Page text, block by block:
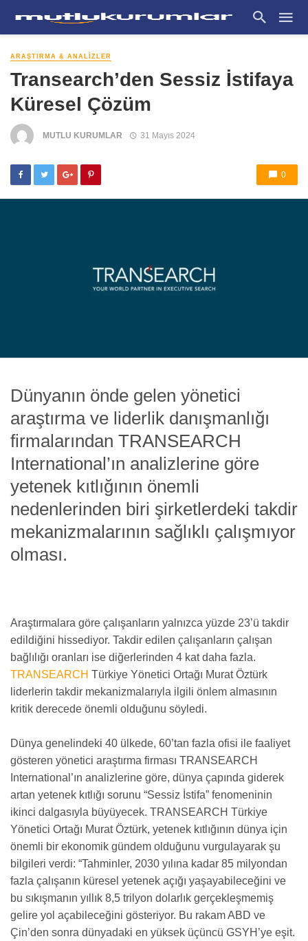
ARAŞTIRMA & ANALIZLER
Transearch’den Sessiz İstifaya
Küresel Çözüm
MUTLU KURUMLAR 31 Mayıs 2024
0
Dünyanın önde gelen yönetici
araştırma ve liderlik danışmanlığı
firmalarından TRANSEARCH
International’ın analizlerine göre
yetenek kıtlığının önemli
nedenlerinden biri şirketlerdeki takdir
mekanizmalarının sağlıklı çalışmıyor
olması.
Araştırmalara göre çalışanların yalnızca yüzde 23’ü takdir
edildiğini hissediyor. Takdir edilen çalışanların çalışan
bağlılığı oranları ise diğerlerinden 4 kat daha fazla.
TRANSEARCH Türkiye Yönetici Ortağı Murat Öztürk
liderlerin takdir mekanizmalarıyla ilgili önlem almasının
kritik derecede önemli olduğunu söyledi.
Dünya genelindeki 40 ülkede, 60’tan fazla ofisi ile faaliyet
gösteren yönetici araştırma firması TRANSEARCH
International’ın analizlerine göre, dünya çapında giderek
artan yetenek kıtlığı sorunu “Sessiz İstifa” fenomeninin
ikinci dalgasıyla büyüyecek. TRANSEARCH Türkiye
Yönetici Ortağı Murat Öztürk, yetenek kıtlığının dünya için
önemli bir ekonomik gündem olduğunu vurgulayarak şu
bilgileri verdi: “Tahminler, 2030 yılına kadar 85 milyondan
fazla çalışanın küresel yetenek açığı yaşayabileceğini ve
bu sıkışmanın yıllık 8,5 trilyon dolarlık gerçekleşmemiş
gelire yol açabileceğini gösteriyor. Bu rakam ABD ve
Çin’den sonra dünyadaki en yüksek üçüncü GSYH’ye eşit.